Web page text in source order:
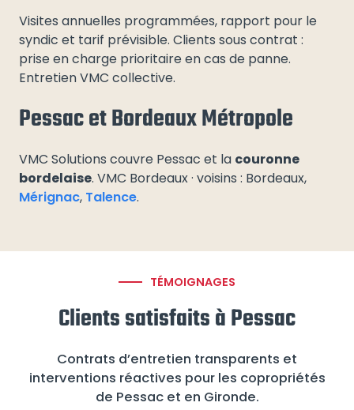
Visites annuelles programmées, rapport pour le
syndic et tarif prévisible. Clients sous contrat :
prise en charge prioritaire en cas de panne.
Entretien VMC collective.
Pessac et Bordeaux Métropole
VMC Solutions couvre Pessac et la couronne
bordelaise. VMC Bordeaux · voisins : Bordeaux,
Mérignac, Talence.
TÉMOIGNAGES
Clients satisfaits à Pessac
Contrats d’entretien transparents et
interventions réactives pour les copropriétés
de Pessac et en Gironde.